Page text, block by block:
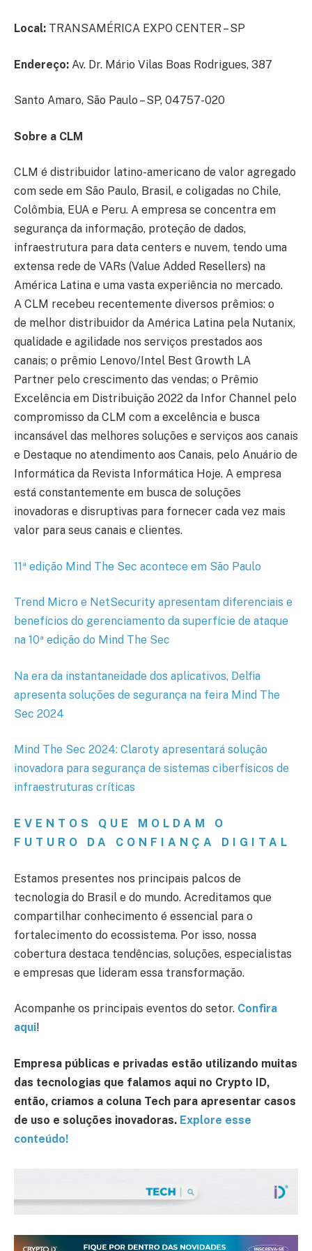
Local: TRANSAMÉRICA EXPO CENTER – SP
Endereço: Av. Dr. Mário Vilas Boas Rodrigues, 387
Santo Amaro, São Paulo – SP, 04757-020
Sobre a CLM
CLM é distribuidor latino-americano de valor agregado
com sede em São Paulo, Brasil, e coligadas no Chile,
Colômbia, EUA e Peru. A empresa se concentra em
segurança da informação, proteção de dados,
infraestrutura para data centers e nuvem, tendo uma
extensa rede de VARs (Value Added Resellers) na
América Latina e uma vasta experiência no mercado.
A CLM recebeu recentemente diversos prêmios: o
de melhor distribuidor da América Latina pela Nutanix,
qualidade e agilidade nos serviços prestados aos
canais; o prêmio Lenovo/Intel Best Growth LA
Partner pelo crescimento das vendas; o Prêmio
Excelência em Distribuição 2022 da Infor Channel pelo
compromisso da CLM com a excelência e busca
incansável das melhores soluções e serviços aos canais
e Destaque no atendimento aos Canais, pelo Anuário de
Informática da Revista Informática Hoje. A empresa
está constantemente em busca de soluções
inovadoras e disruptivas para fornecer cada vez mais
valor para seus canais e clientes.
11ª edição Mind The Sec acontece em São Paulo
Trend Micro e NetSecurity apresentam diferenciais e
benefícios do gerenciamento da superfície de ataque
na 10ª edição do Mind The Sec
Na era da instantaneidade dos aplicativos, Delfia
apresenta soluções de segurança na feira Mind The
Sec 2024
Mind The Sec 2024: Claroty apresentará solução
inovadora para segurança de sistemas ciberfísicos de
infraestruturas críticas
EVENTOS QUE MOLDAM O
FUTURO DA CONFIANÇA DIGITAL
Estamos presentes nos principais palcos de
tecnologia do Brasil e do mundo. Acreditamos que
compartilhar conhecimento é essencial para o
fortalecimento do ecossistema. Por isso, nossa
cobertura destaca tendências, soluções, especialistas
e empresas que lideram essa transformação.
Acompanhe os principais eventos do setor. Confira
aqui!
Empresa públicas e privadas estão utilizando muitas
das tecnologias que falamos aqui no Crypto ID,
então, criamos a coluna Tech para apresentar casos
de uso e soluções inovadoras. Explore esse
conteúdo!